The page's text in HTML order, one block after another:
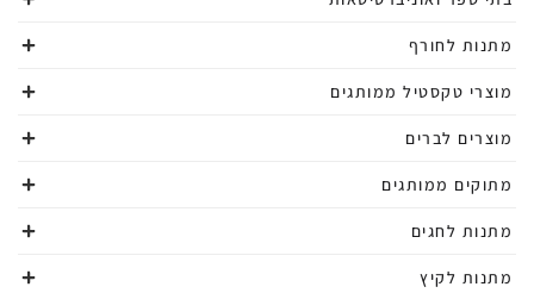
מתנות לחורף
מוצרי טקסטיל ממותגים
מוצרים לברים
מתוקים ממותגים
מתנות לחגים
מתנות לקיץ